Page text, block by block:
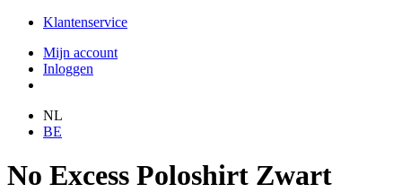
Klantenservice
Mijn account
Inloggen
NL
BE
No Excess Poloshirt Zwart